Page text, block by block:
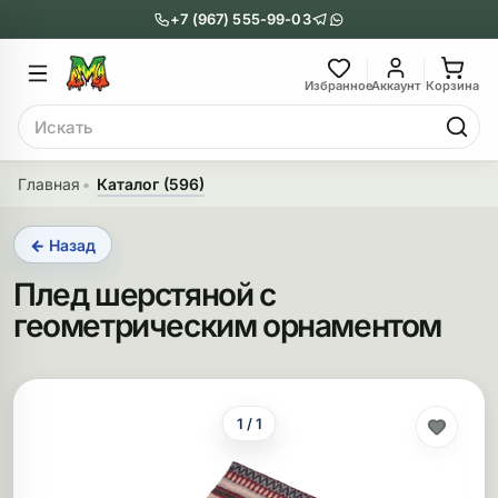
+7 (967) 555-99-03
ИзбранноеАккаунт Корзина
Поиск
Главное меню
Бонги
бонги
бонги
Главное
Трубки
Главная Каталог (596)
← Назад
Плед шерстяной с
геометрическим орнаментом
1 / 1